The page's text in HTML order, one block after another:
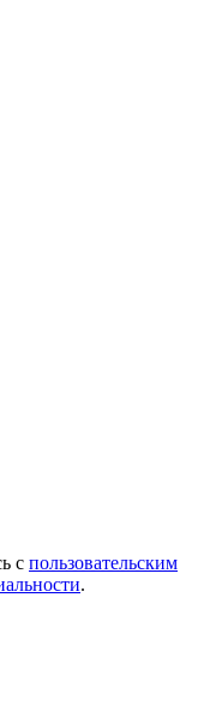
с пользовательским
.